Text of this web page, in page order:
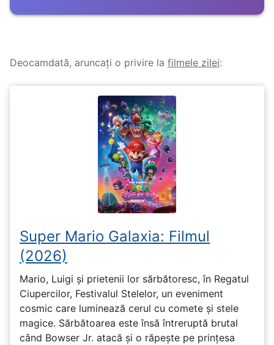
Deocamdată, aruncați o privire la filmele zilei:
Super Mario Galaxia: Filmul
(2026)
Mario, Luigi și prietenii lor sărbătoresc, în Regatul
Ciupercilor, Festivalul Stelelor, un eveniment
cosmic care luminează cerul cu comete și stele
magice. Sărbătoarea este însă întreruptă brutal
când Bowser Jr. atacă și o răpește pe prinţesa